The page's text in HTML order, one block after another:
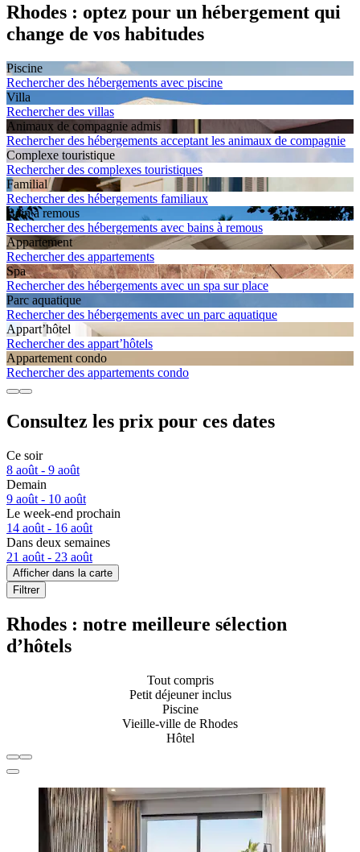
Rhodes : optez pour un hébergement qui
change de vos habitudes
Piscine
Rechercher des hébergements avec piscine
Villa
Rechercher des villas
Animaux de compagnie admis
Rechercher des hébergements acceptant les animaux de compagnie
Complexe touristique
Rechercher des complexes touristiques
Familial
Rechercher des hébergements familiaux
Bain à remous
Rechercher des hébergements avec bains à remous
Apparte­ment
Rechercher des appartements
Spa
Rechercher des hébergements avec un spa sur place
Parc aquatique
Rechercher des hébergements avec un parc aquatique
Appart’hôtel
Rechercher des appart’hôtels
Apparte­ment condo
Rechercher des appartements condo
Consultez les prix pour ces dates
Ce soir
8 août - 9 août
Demain
9 août - 10 août
Le week-end prochain
14 août - 16 août
Dans deux semaines
21 août - 23 août
Afficher dans la carte
Filtrer
Rhodes : notre meilleure sélection
d’hôtels
Tout compris
Petit déjeuner inclus
Piscine
Vieille-ville de Rhodes
Hôtel